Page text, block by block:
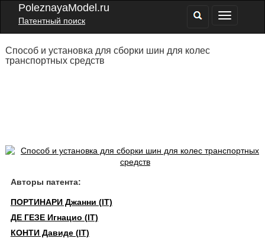
PoleznayaModel.ru
Патентный поиск
Способ и установка для сборки шин для колес
транспортных средств
Авторы патента:
ПОРТИНАРИ Джанни (IT)
ДЕ ГЕЗЕ Игнацио (IT)
КОНТИ Давиде (IT)